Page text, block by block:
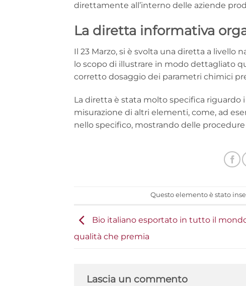
direttamente all’interno delle aziende
La diretta informativa
Il 23 Marzo, si è svolta una diretta a livello
lo scopo di illustrare in modo dettagliato
corretto dosaggio dei parametri chimici
La diretta è stata molto specifica riguardo
misurazione di altri elementi, come, ad
nello specifico, mostrando delle
Questo elemento è stato
Bio italiano esportato in tutto il
qualità che premia
Lascia un commento